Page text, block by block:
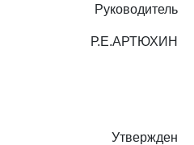
Руководитель
Р.Е.АРТЮХИН
Утвержден